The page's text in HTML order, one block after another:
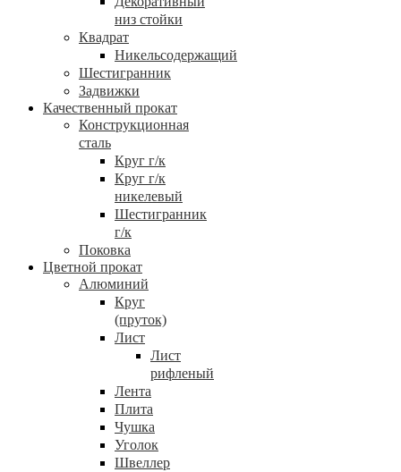
низ стойки
Квадрат
Никельсодержащий
Шестигранник
Задвижки
Качественный прокат
Конструкционная
сталь
Круг г/к
Круг г/к
никелевый
Шестигранник
г/к
Поковка
Цветной прокат
Алюминий
Круг
(пруток)
Лист
Лист
рифленый
Лента
Плита
Чушка
Уголок
Швеллер